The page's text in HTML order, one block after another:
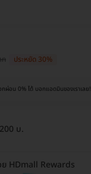
ท ประหยัด 30%
ผ่อน 0% ได้ บอกแอดมินของเราเลย!
บ.
HDmall Rewards